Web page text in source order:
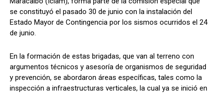
se constituyó el pasado 30 de junio con la instalación del
Estado Mayor de Contingencia por los sismos ocurridos el 24
de junio.
En la formación de estas brigadas, que van al terreno con
argumentos técnicos y asesoría de organismos de seguridad
y prevención, se abordaron áreas específicas, tales como la
inspección a infraestructuras verticales, la cual ya se inició en